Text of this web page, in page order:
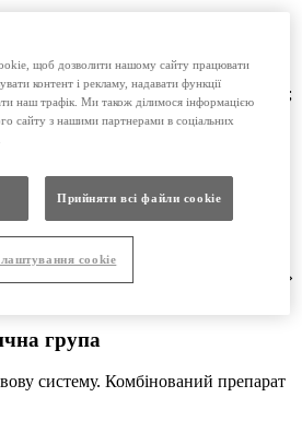
дименгідринат;
20 мг та дименгідринату 40 мг;
мікрокристалічна, крохмаль
кремнію діоксид колоїдний
натрію кроскармелоза.
круглі, двоопуклі
жовтого кольору з тисненням «А»
група
систему. Комбінований препарат
щоб дозволити нашому сайту працювати
контент і рекламу, надавати функції
наш трафік. Ми також ділимося інформацією
сайту з нашими партнерами в соціальних
Прийняти всі файли сookie
cookie